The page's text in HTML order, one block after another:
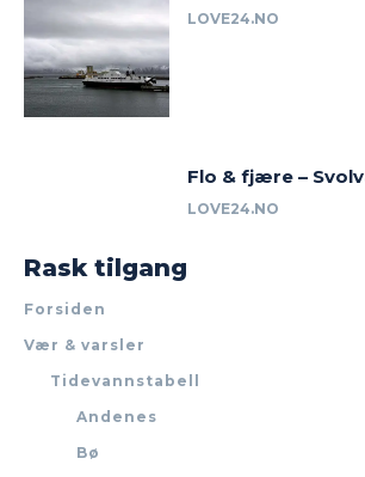
LOVE24.NO
Flo & fjære –
LOVE24.NO
Rask tilgang
Forsiden
Vær & varsler
Tidevannstabell
Andenes
Bø